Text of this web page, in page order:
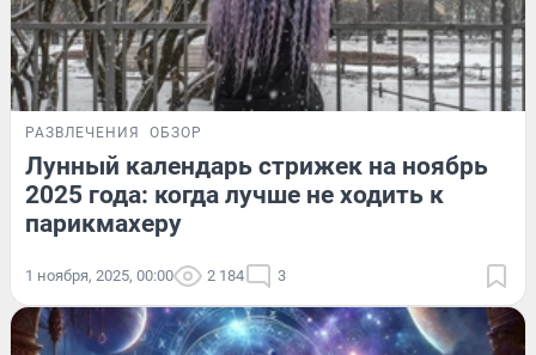
РАЗВЛЕЧЕНИЯ ОБЗОР
Лунный календарь стрижек на ноябрь
2025 года: когда лучше не ходить к
парикмахеру
1 ноября, 2025, 00:00 2 184 3